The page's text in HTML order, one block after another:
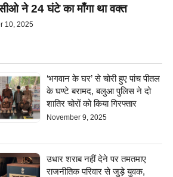
ने 24 घंटे का माँगा था वक्त
10, 2025
‘भगवान के घर’ से चोरी हुए पांच पीतल
के घण्टे बरामद, बलुआ पुलिस ने दो
शातिर चोरों को किया गिरफ्तार
November 9, 2025
उधार शराब नहीं देने पर तमतमाए
राजनीतिक परिवार से जुड़े युवक,